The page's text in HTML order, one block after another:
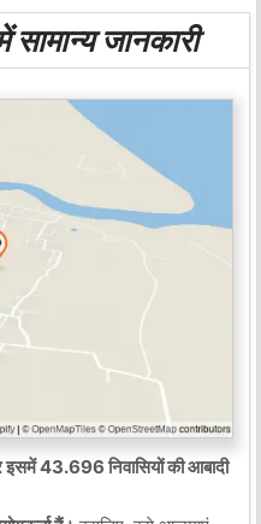
जानकारी
43.696 निवासियों की आबादी